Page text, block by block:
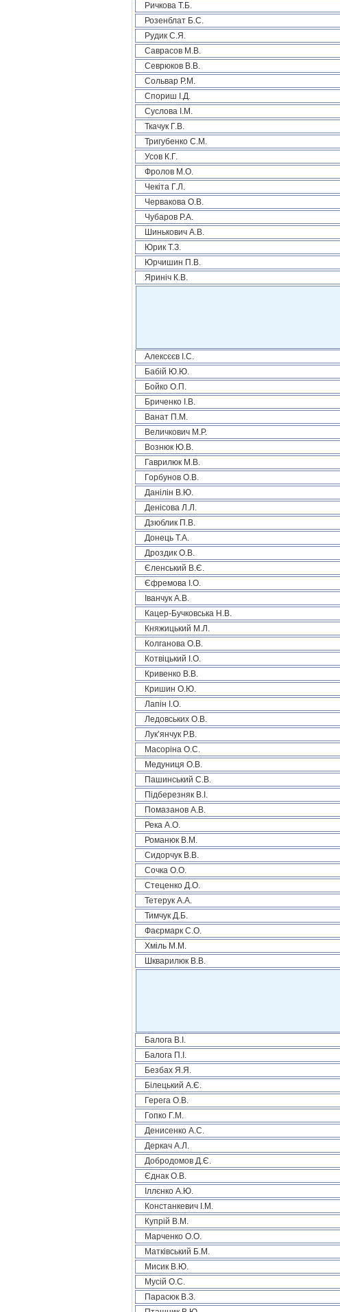
Ричкова Т.Б.
Розенблат Б.С.
Рудик С.Я.
Саврасов М.В.
Севрюков В.В.
Сольвар Р.М.
Спориш І.Д.
Суслова І.М.
Ткачук Г.В.
Тригубенко С.М.
Усов К.Г.
Фролов М.О.
Чекіта Г.Л.
Червакова О.В.
Чубаров Р.А.
Шинькович А.В.
Юрик Т.З.
Юрчишин П.В.
Яриніч К.В.
Алексєєв І.С.
Бабій Ю.Ю.
Бойко О.П.
Бриченко І.В.
Ванат П.М.
Величкович М.Р.
Вознюк Ю.В.
Гаврилюк М.В.
Горбунов О.В.
Данілін В.Ю.
Денісова Л.Л.
Дзюблик П.В.
Донець Т.А.
Дроздик О.В.
Єленський В.Є.
Єфремова І.О.
Іванчук А.В.
Кацер-Бучковська Н.В.
Княжицький М.Л.
Колганова О.В.
Котвіцький І.О.
Кривенко В.В.
Кришин О.Ю.
Лапін І.О.
Ледовських О.В.
Лук’янчук Р.В.
Масоріна О.С.
Медуниця О.В.
Пашинський С.В.
Підберезняк В.І.
Помазанов А.В.
Река А.О.
Романюк В.М.
Сидорчук В.В.
Сочка О.О.
Стеценко Д.О.
Тетерук А.А.
Тимчук Д.Б.
Фаєрмарк С.О.
Хміль М.М.
Шкварилюк В.В.
Балога В.І.
Балога П.І.
Безбах Я.Я.
Білецький А.Є.
Герега О.В.
Гопко Г.М.
Денисенко А.С.
Деркач А.Л.
Добродомов Д.Є.
Єднак О.В.
Іллєнко А.Ю.
Констанкевич І.М.
Купрій В.М.
Марченко О.О.
Матківський Б.М.
Мисик В.Ю.
Мусій О.С.
Парасюк В.З.